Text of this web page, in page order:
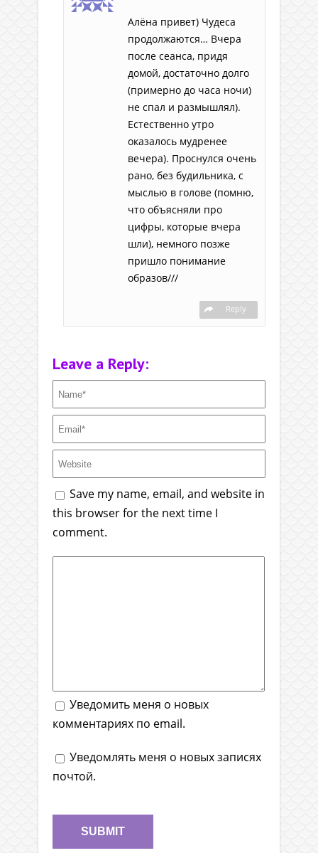
Алёна привет) Чудеса
продолжаются… Вчера
после сеанса, придя
домой, достаточно долго
(примерно до часа ночи)
не спал и размышлял).
Естественно утро
оказалось мудренее
вечера). Проснулся очень
рано, без будильника, с
мыслью в голове (помню,
что объясняли про
цифры, которые вчера
шли), немного позже
пришло понимание
образов///
Reply
Leave a Reply:
Save my name, email, and website in
this browser for the next time I
comment.
Уведомить меня о новых
комментариях по email.
Уведомлять меня о новых записях
почтой.